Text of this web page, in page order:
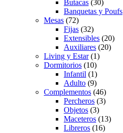
Butacas (30)
Banquetas y Poufs
Mesas (72)
Fijas (32)
Extensibles (20)
Auxiliares (20)
Living y Estar(1)
Dormitorios (10)
Infantil (1)
Adulto (9)
Complementos (46)
Percheros (3)
Objetos (3)
Maceteros (13)
Libreros (16)